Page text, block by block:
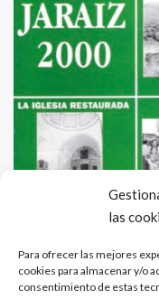
las
Para ofrecer las mejores
cookies para almacenar y/o
consentimiento de estas